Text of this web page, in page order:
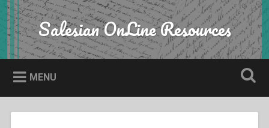
Skip
to
content
Search Salesian OnLine Resources
MENU